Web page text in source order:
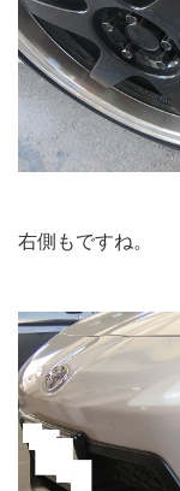
右側もですね。